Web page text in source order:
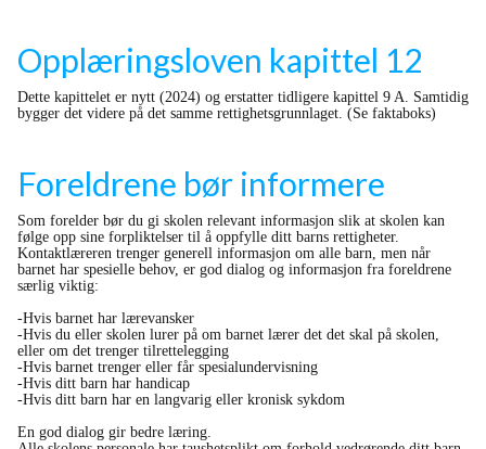
Opplæringsloven kapittel 12
Dette kapittelet er nytt (2024) og erstatter tidligere kapittel 9 A. Samtidig
bygger det videre på det samme rettighetsgrunnlaget. (Se faktaboks)
Foreldrene bør informere
Som forelder bør du gi skolen relevant informasjon slik at skolen kan
følge opp sine forpliktelser til å oppfylle ditt barns rettigheter.
Kontaktlæreren trenger generell informasjon om alle barn, men når
barnet har spesielle behov, er god dialog og informasjon fra foreldrene
særlig viktig:
-Hvis barnet har lærevansker
-Hvis du eller skolen lurer på om barnet lærer det det skal på skolen,
eller om det trenger tilrettelegging
-Hvis barnet trenger eller får spesialundervisning
-Hvis ditt barn har handicap
-Hvis ditt barn har en langvarig eller kronisk sykdom
En god dialog gir bedre læring.